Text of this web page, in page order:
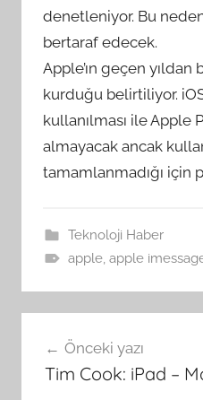
denetleniyor. Bu
bertaraf edecek.
Apple’ın geçen
kurduğu belirtiliyor.
kullanılması ile Apple
almayacak ancak
tamamlanmadığı için
Teknoloji Haber
apple, apple
gezinmesi
Önceki yazı
Tim Cook: iPad –